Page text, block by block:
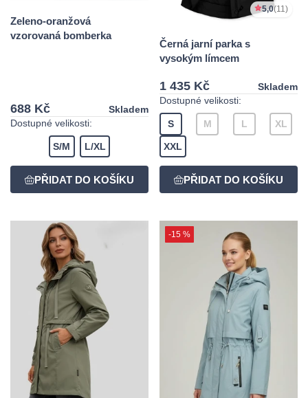
Zeleno-oranžová
vzorovaná bomberka
688 Kč
Skladem
Dostupné velikosti:
S/M L/XL
5,0(11)
Černá jarní parka s
vysokým límcem
1 435 Kč
Skladem
Dostupné velikosti:
S M L XL
XXL
-15 %